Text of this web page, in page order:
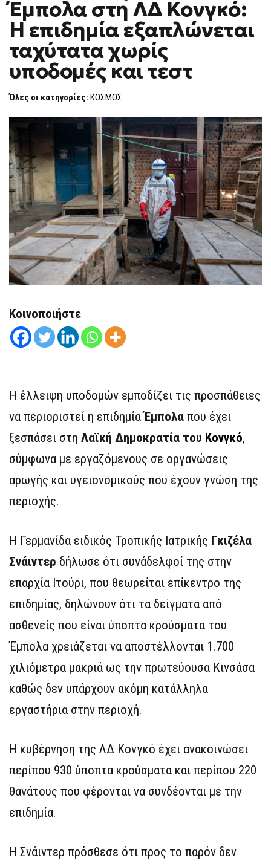
ΈΜΠΟΛΑ
ΣΤΗ
ΛΔ
ΚΟΝΓΚΌ:
Η
ΕΠΙΔΗΜΊΑ
ΕΞΑΠΛΏΝΕΤΑΙ
ΤΑΧΎΤΑΤΑ
ΥΠΟΔΟΜΈΣ
ΚΑΙ
Έμπολα στη ΛΔ Κονγκό:
Η επιδημία εξαπλώνεται
ταχύτατα χωρίς
υποδομές και τεστ
Όλες οι κατηγορίες: ΚΟΣΜΟΣ
Κοινοποιήστε
Η έλλειψη υποδομών εμποδίζει τις προσπάθειες
να περιοριστεί η επιδημίαΈμπολα που έχει
ξεσπάσει στη Λαϊκή Δημοκρατία του Κονγκό,
σύμφωνα με εργαζόμενους σε οργανώσεις
αρωγής και υγειονομικούς που έχουν γνώση της
περιοχής.
Η Γερμανίδα ειδικός Τροπικής Ιατρικής Γκιζέλα
Σνάιντερ δήλωσε ότι συνάδελφοί της στην
επαρχία Ιτούρι, που θεωρείται επίκεντρο της
επιδημίας, δηλώνουν ότι τα δείγματα από
ασθενείς που είναι ύποπτα κρούσματα του
Έμπολα χρειάζεται να αποστέλλονται 1.700
χιλιόμετρα μακριά ως την πρωτεύουσα Κινσάσα
καθώς δεν υπάρχουν ακόμη κατάλληλα
εργαστήρια στην περιοχή.
Η κυβέρνηση της ΛΔ Κονγκό έχει ανακοινώσει
περίπου 930 ύποπτα κρούσματα και περίπου 220
θανάτους που φέρονται να συνδέονται με την
επιδημία.
Η Σνάιντερ πρόσθεσε ότι προς το παρόν δεν